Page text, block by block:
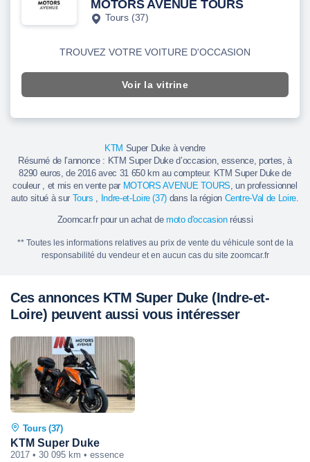
MOTORS AVENUE TOURS
Tours (37)
TROUVEZ VOTRE VOITURE D'OCCASION
Voir la vitrine
KTM Super Duke à vendre
Résumé de l’annonce : KTM Super Duke d’occasion, essence, portes, à
8290 euros, de 2016 avec 31 650 km au compteur. KTM Super Duke de
couleur , et mis en vente par MOTORS AVENUE TOURS, un professionnel
auto situé à sur Tours , Indre-et-Loire (37) dans la région Centre-Val de Loire.
Zoomcar.fr pour un achat de moto d'occasionréussi
** Toutes les informations relatives au prix de vente du véhicule sont de la
responsabilité du vendeur et en aucun cas du site zoomcar.fr
Ces annonces KTM Super Duke (Indre-et-
Loire) peuvent aussi vous intéresser
Tours (37)
KTM Super Duke
2017 • 30 095 km • essence